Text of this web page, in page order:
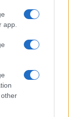
app.
σε 1.000